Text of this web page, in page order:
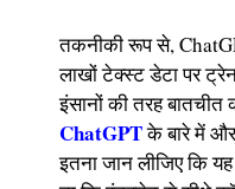
तकनीकी रूप से,
लाखों टेक्स्ट डेटा पर
इंसानों की तरह
ChatGPTके बारे में
इतना जान लीजिए कि